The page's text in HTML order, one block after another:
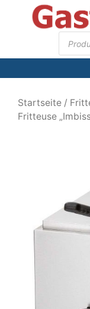
search
Startseite /
Fritteuse